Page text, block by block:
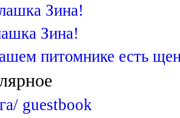
Зина!
Зина!
питомнике есть
guestbook